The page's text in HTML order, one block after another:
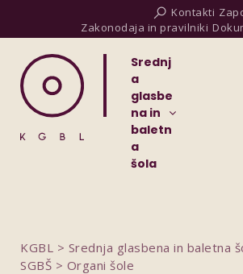
Kontakti
Zakonodaja in pravilniki
Srednj
a
glasbe
na in
baletn
a
šola
KGBL > Srednja glasbena in baletna
SGBŠ > Organi šole